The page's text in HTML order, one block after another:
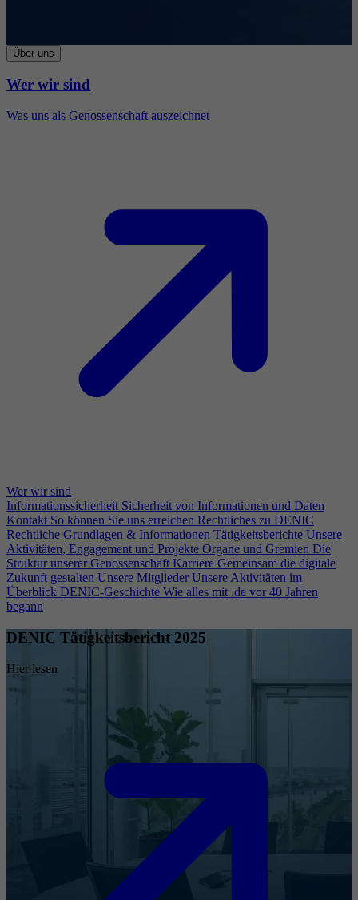
Über uns
Wer wir sind
Was uns als Genossenschaft auszeichnet
Wer wir sind
Informationssicherheit Sicherheit von Informationen und Daten
Kontakt So können Sie uns erreichen Rechtliches zu DENIC
Rechtliche Grundlagen & Informationen Tätigkeitsberichte Unsere
Aktivitäten, Engagement und Projekte Organe und Gremien Die
Struktur unserer Genossenschaft Karriere Gemeinsam die digitale
Zukunft gestalten Unsere Mitglieder Unsere Aktivitäten im
Überblick DENIC-Geschichte Wie alles mit .de vor 40 Jahren
begann
DENIC Tätigkeitsbericht 2025
Hier lesen